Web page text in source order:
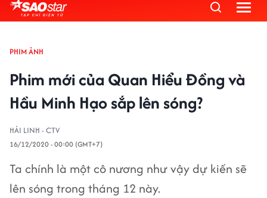
PHIM ẢNH
Phim mới của Quan Hiểu Đồng và
Hầu Minh Hạo sắp lên sóng?
HẢI LINH - CTV
16/12/2020 - 00:00 (GMT+7)
Ta chính là một cô nương như vậy dự kiến sẽ
lên sóng trong tháng 12 này.